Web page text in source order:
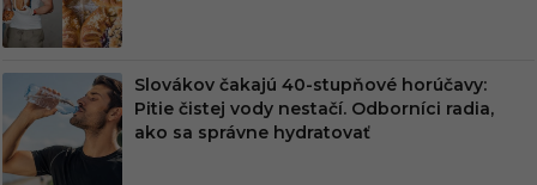
Slovákov čakajú 40-stupňové horúčavy:
Pitie čistej vody nestačí. Odborníci radia,
ako sa správne hydratovať